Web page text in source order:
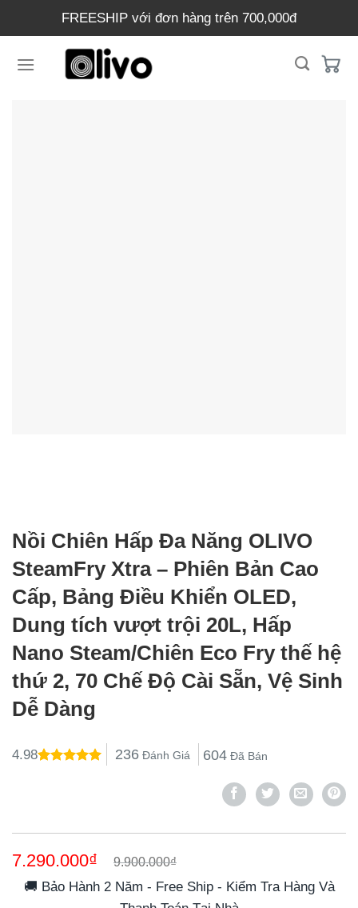
dung
FREESHIP với đơn hàng trên 700,000đ
Nồi Chiên Hấp Đa Năng OLIVO
SteamFry Xtra – Phiên Bản Cao
Cấp, Bảng Điều Khiển OLED,
Dung tích vượt trội 20L, Hấp
Nano Steam/Chiên Eco Fry thế hệ
thứ 2, 70 Chế Độ Cài Sẵn, Vệ Sinh
Dễ Dàng
4.98 236Đánh Giá 604Đã Bán
9.900.000₫
Giá
gốc
là:
9.900.000₫.
7.290.000₫
Giá
hiện
tại🚚 Bảo Hành 2 Năm - Free Ship - Kiểm Tra Hàng Và